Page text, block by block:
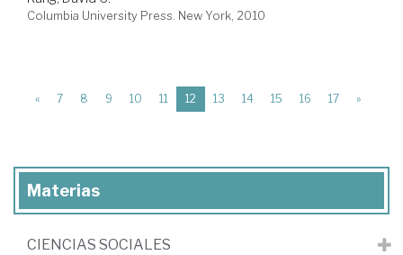
Columbia University Press. New York, 2010
« 7 8 9 10 11 12 (current)
13 14 15 16 17 »
Materias
CIENCIAS SOCIALES